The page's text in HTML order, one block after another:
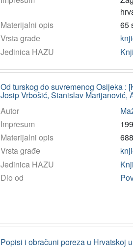
Materijalni opis
65
Vrsta građe
Jedinica HAZU
Od turskog do suvremenog Osijeka :
Josip Vrbošić, Stanislav Marijanović,
Autor
Impresum
Materijalni opis
Vrsta građe
Jedinica HAZU
Dio od
Popisi i obračuni poreza u Hrvatskoj